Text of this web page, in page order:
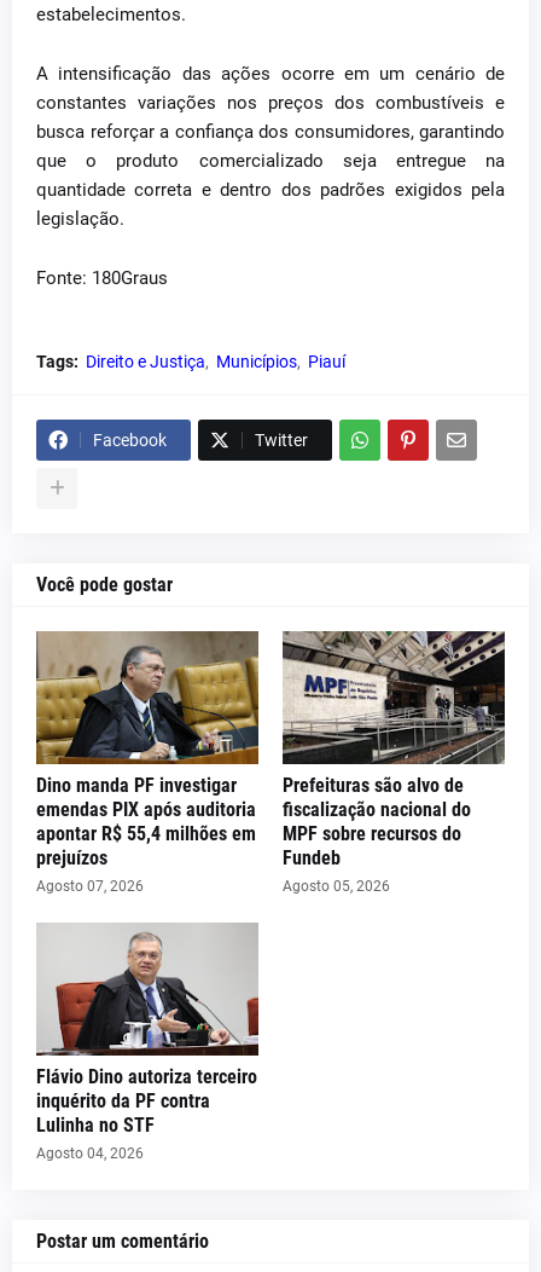
estabelecimentos.
A intensificação das ações ocorre em um cenário de
constantes variações nos preços dos combustíveis e
busca reforçar a confiança dos consumidores, garantindo
que o produto comercializado seja entregue na
quantidade correta e dentro dos padrões exigidos pela
legislação.
Fonte: 180Graus
Tags: Direito e Justiça Municípios Piauí
Facebook Twitter
Você pode gostar
Dino manda PF investigar
emendas PIX após auditoria
apontar R$ 55,4 milhões em
prejuízos
Agosto 07, 2026
Prefeituras são alvo de
fiscalização nacional do
MPF sobre recursos do
Fundeb
Agosto 05, 2026
Flávio Dino autoriza terceiro
inquérito da PF contra
Lulinha no STF
Agosto 04, 2026
Postar um comentário